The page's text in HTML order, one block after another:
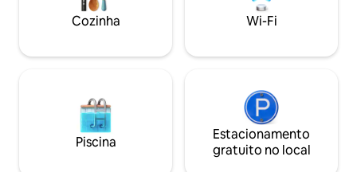
pessoa, máquina de lavar roupa, etc.
Lourdata
Cozinha Wi-Fi
Piscina
Estacionamento
gratuito no local